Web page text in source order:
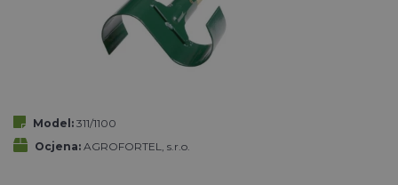
Model: 311/1100
Ocjena: AGROFORTEL, s.r.o.